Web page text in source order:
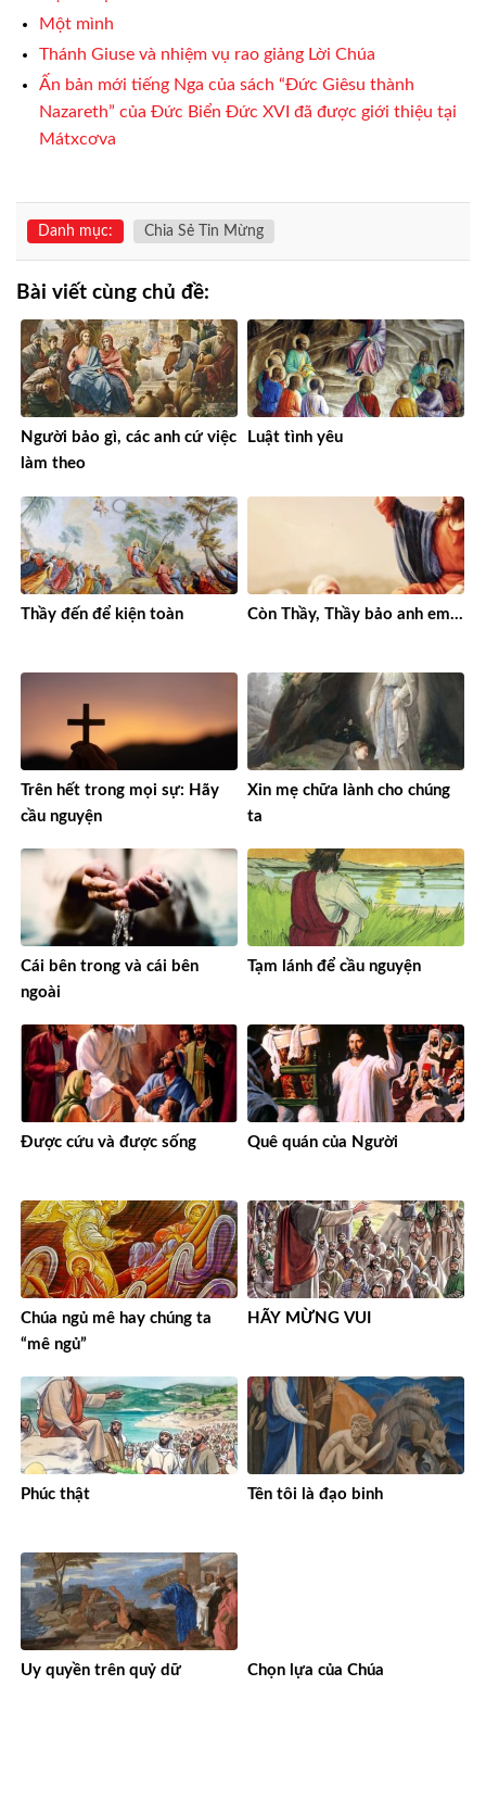
Một mình
Thánh Giuse và nhiệm vụ rao giảng Lời Chúa
Ấn bản mới tiếng Nga của sách “Đức Giêsu thành
Nazareth” của Đức Biển Đức XVI đã được giới thiệu tại
Mátxcơva
Danh mục: Chia Sẻ Tin Mừng
Bài viết cùng chủ đề:
Người bảo gì, các anh cứ việc
làm theo
Luật tình yêu
Thầy đến để kiện toàn Còn Thầy, Thầy bảo anh em…
Trên hết trong mọi sự: Hãy
cầu nguyện
Xin mẹ chữa lành cho chúng
ta
Cái bên trong và cái bên
ngoài
Tạm lánh để cầu nguyện
Được cứu và được sống Quê quán của Người
Chúa ngủ mê hay chúng ta
“mê ngủ”
HÃY MỪNG VUI
Phúc thật Tên tôi là đạo binh
Uy quyền trên quỷ dữ Chọn lựa của Chúa